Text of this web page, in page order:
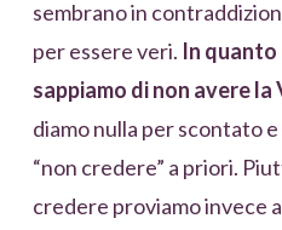
sembrano in
per essere veri. In
sappiamo di non avere la
diamo nulla per scontato
“non credere” a priori.
credere proviamo invece a